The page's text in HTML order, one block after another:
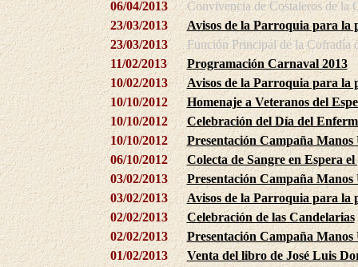
06/04/2013
Convivencia de Costaleros de la
23/03/2013
Avisos de la Parroquia para la
23/03/2013
Función Principal de la Cofradía
11/02/2013
Programación Carnaval 2013
10/02/2013
Avisos de la Parroquia para la
10/10/2012
Homenaje a Veteranos del
10/10/2012
Celebración del Día del
10/10/2012
Presentación Campaña
06/10/2012
Colecta de Sangre en Espera
03/02/2013
Presentación Campaña
03/02/2013
Avisos de la Parroquia para la
02/02/2013
Celebración de las Candelarias
02/02/2013
Presentación Campaña Manos
01/02/2013
Venta del libro de José Luis